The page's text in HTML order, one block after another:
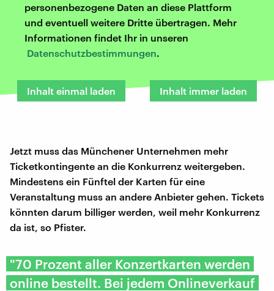
personenbezogene Daten an diese Plattform
und eventuell weitere Dritte übertragen. Mehr
Informationen findet Ihr in unseren
Datenschutzbestimmungen.
Inhalt einmal laden Inhalt immer laden
Jetzt muss das Münchener Unternehmen mehr
Ticketkontingente an die Konkurrenz weitergeben.
Mindestens ein Fünftel der Karten für eine
Veranstaltung muss an andere Anbieter gehen. Tickets
könnten darum billiger werden, weil mehr Konkurrenz
da ist, so Pfister.
"70 Prozent aller Konzertkarten werden
online bestellt. Bei jedem Onlineverkauf